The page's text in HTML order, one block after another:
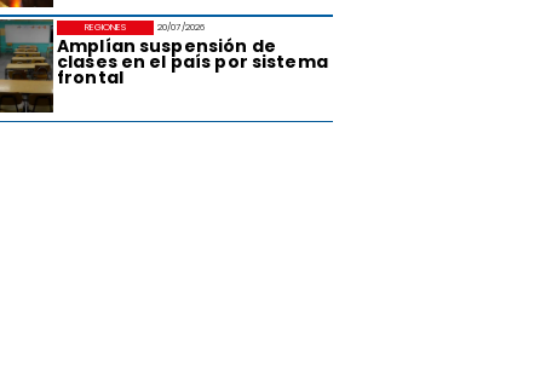
20/07/2026
Amplían suspensión de
clases en el país por sistema
frontal
REGIONES